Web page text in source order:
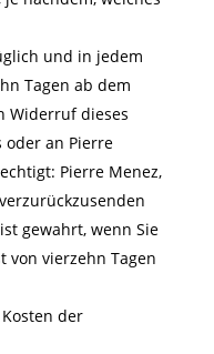
und in jedem
Tagen ab dem
Widerruf dieses
an Pierre
Pierre Menez,
gewahrt, wenn Sie
von vierzehn Tagen
der